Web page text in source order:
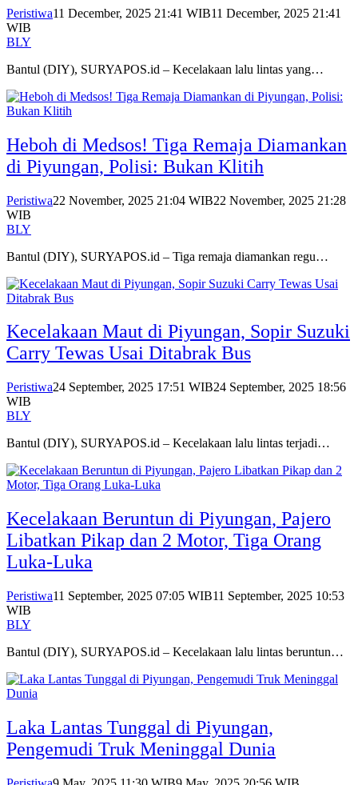
Peristiwa11 December, 2025 21:41 WIB11 December, 2025 21:41
WIB
BLY
Bantul (DIY), SURYAPOS.id – Kecelakaan lalu lintas yang…
Heboh di Medsos! Tiga Remaja Diamankan
di Piyungan, Polisi: Bukan Klitih
Peristiwa22 November, 2025 21:04 WIB22 November, 2025 21:28
WIB
BLY
Bantul (DIY), SURYAPOS.id – Tiga remaja diamankan regu…
Kecelakaan Maut di Piyungan, Sopir Suzuki
Carry Tewas Usai Ditabrak Bus
Peristiwa24 September, 2025 17:51 WIB24 September, 2025 18:56
WIB
BLY
Bantul (DIY), SURYAPOS.id – Kecelakaan lalu lintas terjadi…
Kecelakaan Beruntun di Piyungan, Pajero
Libatkan Pikap dan 2 Motor, Tiga Orang
Luka-Luka
Peristiwa11 September, 2025 07:05 WIB11 September, 2025 10:53
WIB
BLY
Bantul (DIY), SURYAPOS.id – Kecelakaan lalu lintas beruntun…
Laka Lantas Tunggal di Piyungan,
Pengemudi Truk Meninggal Dunia